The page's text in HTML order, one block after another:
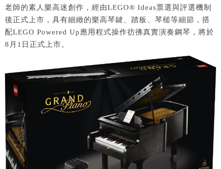
老師的素人樂高迷創作，經由LEGO® Ideas票選與評選機制
後正式上市，具有細緻的樂高琴鍵、踏板、琴槌等細節，搭
配LEGO Powered Up應用程式操作彷彿真實演奏鋼琴，將於
8月1日正式上市。